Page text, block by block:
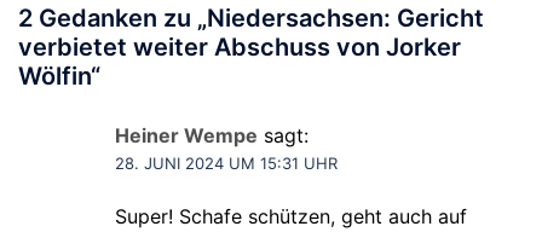
2 Gedanken zu „Niedersachsen: Gericht
verbietet weiter Abschuss von Jorker
Wölfin“
Heiner Wempe sagt:
28. JUNI 2024 UM 15:31 UHR
Super! Schafe schützen, geht auch auf